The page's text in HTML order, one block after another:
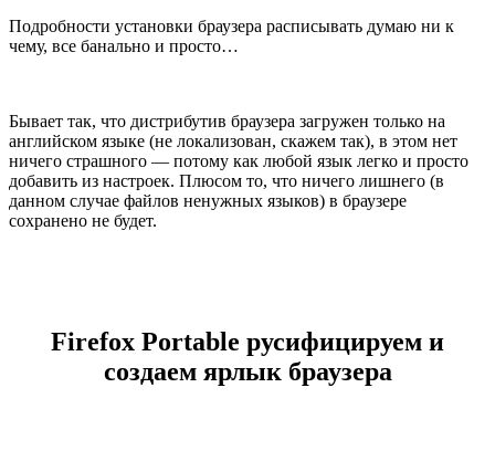
Подробности установки браузера расписывать думаю ни к
чему, все банально и просто…
Бывает так, что дистрибутив браузера загружен только на
английском языке (не локализован, скажем так), в этом нет
ничего страшного — потому как любой язык легко и просто
добавить из настроек. Плюсом то, что ничего лишнего (в
данном случае файлов ненужных языков) в браузере
сохранено не будет.
Firefox Portable русифицируем и
создаем ярлык браузера